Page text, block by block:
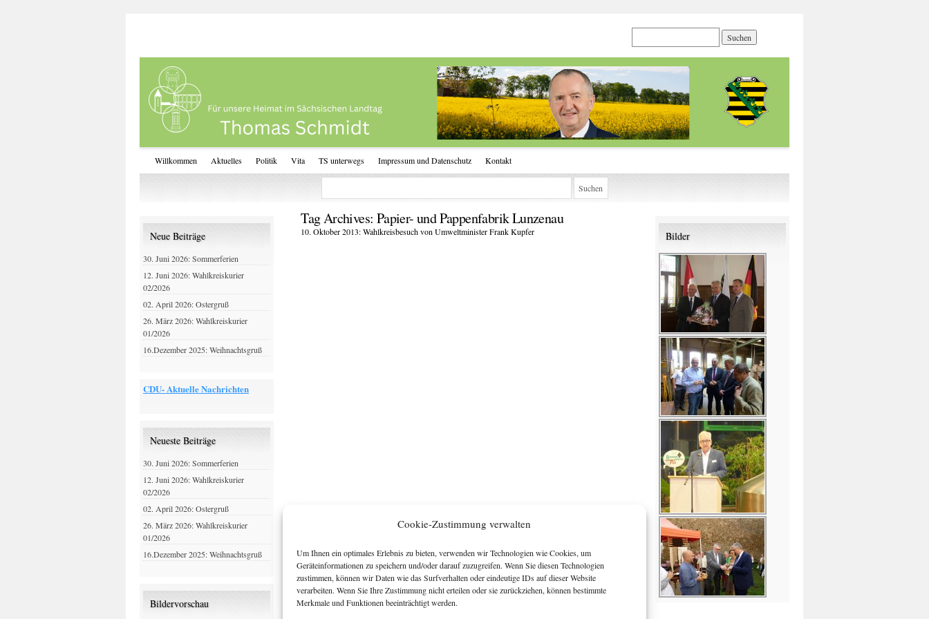
Cookie-Zustimmung verwalten
Um Ihnen ein optimales Erlebnis zu bieten, verwenden wir Technologien wie Cookies, um
Geräteinformationen zu speichern und/oder darauf zuzugreifen. Wenn Sie diesen Technologien
zustimmen, können wir Daten wie das Surfverhalten oder eindeutige IDs auf dieser Website
verarbeiten. Wenn Sie Ihre Zustimmung nicht erteilen oder sie zurückziehen, können bestimmte
Merkmale und Funktionen beeinträchtigt werden.
Willkommen Aktuelles Politik Vita TS unterwegs Impressum und Datenschutz Kontakt
Tag Archives: Papier- und Pappenfabrik Lunzenau
10. Oktober 2013: Wahlkreisbesuch von Umweltminister Frank Kupfer
Neue Beiträge
30. Juni 2026: Sommerferien
12. Juni 2026: Wahlkreiskurier
02/2026
02. April 2026: Ostergruß
26. März 2026: Wahlkreiskurier
01/2026
16.Dezember 2025: Weihnachtsgruß
CDU- Aktuelle Nachrichten
Neueste Beiträge
30. Juni 2026: Sommerferien
12. Juni 2026: Wahlkreiskurier
02/2026
02. April 2026: Ostergruß
26. März 2026: Wahlkreiskurier
01/2026
16.Dezember 2025: Weihnachtsgruß
Bildervorschau
Bilder